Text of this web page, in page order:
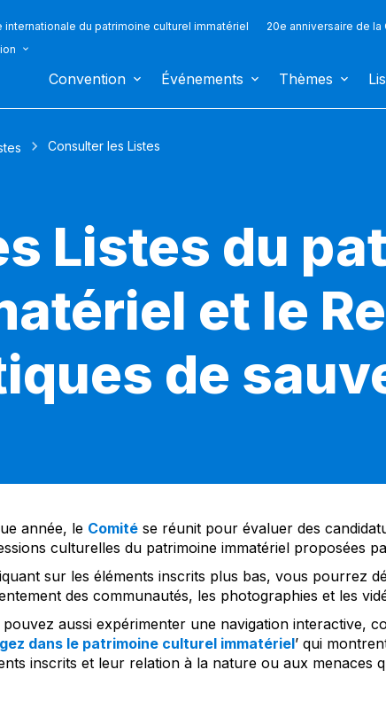
internationale du patrimoine culturel immatériel 20e anniversaire de la
Convention Événements Thèmes
Consulter les Listes
Listes du
et le
de
année, le Comitése réunit pour évaluer des
culturelles du patrimoine immatériel proposées
sur les éléments inscrits plus bas, vous pourrez
des communautés, les photographies et les
pouvez aussi expérimenter une navigation interactive,
dans le patrimoine culturel immatériel’ qui
inscrits et leur relation à la nature ou aux menaces